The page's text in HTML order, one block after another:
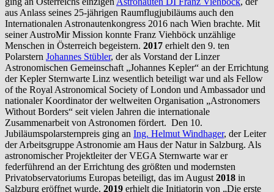
aus Anlass seines 25-jährigen Raumflugjubiläums auch den
Internationalen Astronautenkongress 2016 nach Wien brachte. Mit
seiner AustroMir Mission konnte Franz Viehböck unzählige
Menschen in Österreich begeistern. 2017 erhielt den 9. ten
Polarstern Johannes Stübler, der als Vorstand der Linzer
Astronomischen Gemeinschaft „Johannes Kepler“ an der Errichtung
der Kepler Sternwarte Linz wesentlich beteiligt war und als Fellow
of the Royal Astronomical Society of London und Ambassador und
nationaler Koordinator der weltweiten Organisation „Astronomers
Without Borders“ seit vielen Jahren die internationale
Zusammenarbeit von Astronomen fördert. Den 10.
Jubiläumspolarsternpreis ging an Ing. Helmut Windhager, der Leiter
der Arbeitsgruppe Astronomie am Haus der Natur in Salzburg. Als
astronomischer Projektleiter der VEGA Sternwarte war er
federführend an der Errichtung des größten und modernsten
Privatobservatoriums Europas beteiligt, das im August 2018 in
Salzburg eröffnet wurde. 2019 erhielt die Initiatorin von „Die erste